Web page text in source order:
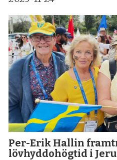
Per-Erik Hallin
lövhyddohögtid i